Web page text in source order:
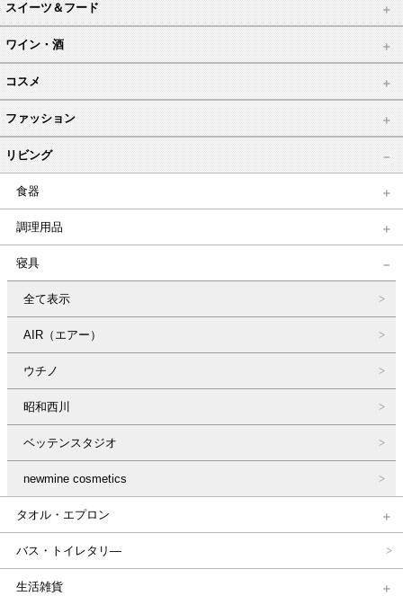
スイーツ＆フード
ワイン・酒
コスメ
ファッション
リビング
食器
調理用品
寝具
全て表示
AIR（エアー）
ウチノ
昭和西川
ベッテンスタジオ
newmine cosmetics
タオル・エプロン
バス・トイレタリ―
生活雑貨